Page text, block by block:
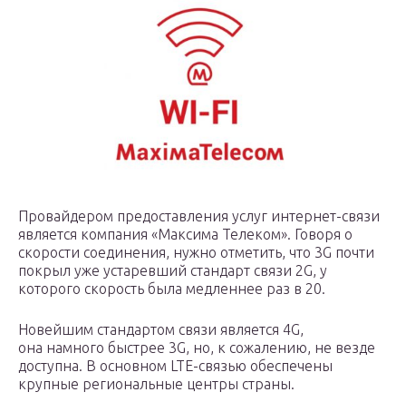
Провайдером предоставления услуг интернет-связи
является компания «Максима Телеком». Говоря о
скорости соединения, нужно отметить, что 3G почти
покрыл уже устаревший стандарт связи 2G, у
которого скорость была медленнее раз в 20.
Новейшим стандартом связи является 4G,
она намного быстрее 3G, но, к сожалению, не везде
доступна. В основном LTE-связью обеспечены
крупные региональные центры страны.